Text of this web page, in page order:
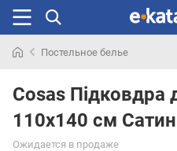
раньше
Постельное белье
Cosas Підковдра
110x140 см Сатин
Ожидается в продаже